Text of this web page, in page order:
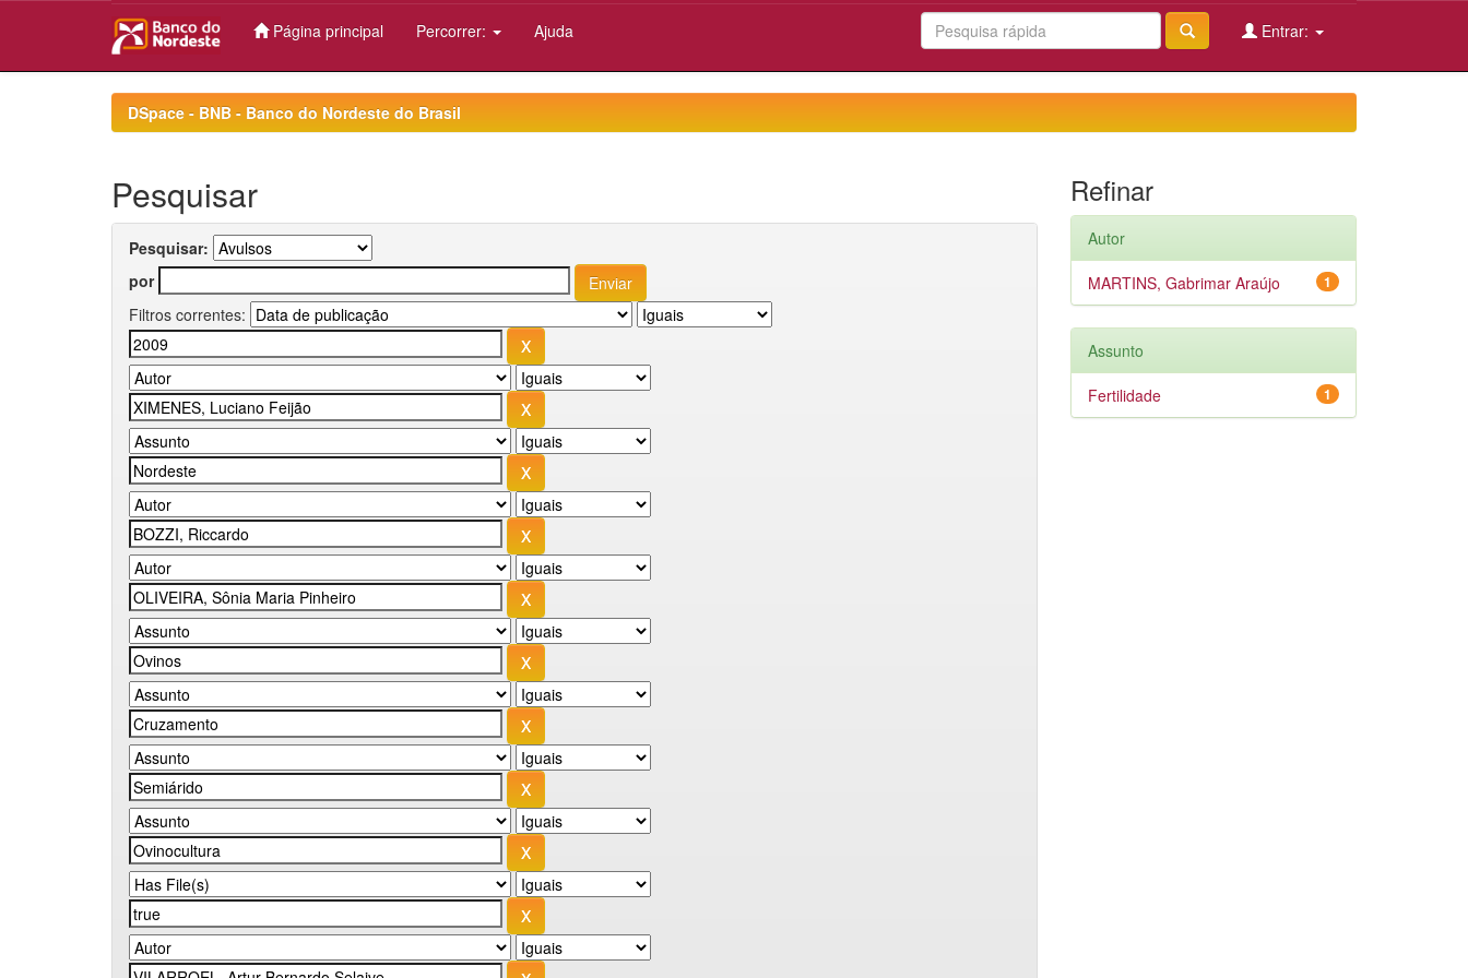
Página principal Percorrer: Ajuda Entrar:
DSpace - BNB - Banco do Nordeste do Brasil
Pesquisar
Pesquisar:
por
Filtros correntes:
Refinar
Autor
1
MARTINS, Gabrimar Araújo
Assunto
1
Fertilidade